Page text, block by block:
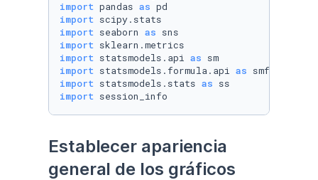
import pandas as
import
import seaborn as
import
import statsmodels.api as
import statsmodels.formula.api as
import statsmodels.stats as
import session_info
Establecer apariencia
general de los gráficos